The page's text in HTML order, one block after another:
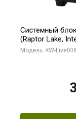
Системный
(Raptor Lake,
модуля)/ ASUS
Модель: KW-